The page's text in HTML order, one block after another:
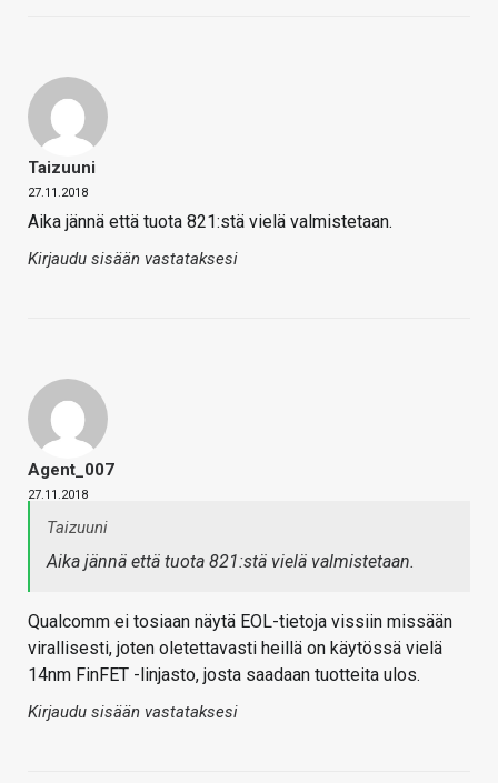
Taizuuni
27.11.2018
Aika jännä että tuota 821:stä vielä valmistetaan.
Kirjaudu sisään vastataksesi
Agent_007
27.11.2018
Taizuuni
Aika jännä että tuota 821:stä vielä valmistetaan.
Qualcomm ei tosiaan näytä EOL-tietoja vissiin missään
virallisesti, joten oletettavasti heillä on käytössä vielä
14nm FinFET -linjasto, josta saadaan tuotteita ulos.
Kirjaudu sisään vastataksesi